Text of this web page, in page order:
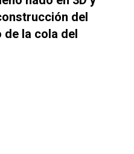
del
la cola del